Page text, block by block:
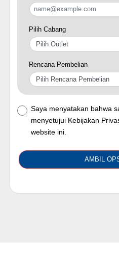
Pilih Cabang
Rencana Pembelian
Saya menyatakan bahwa
menyetujui Kebijakan
website ini.
AMBIL